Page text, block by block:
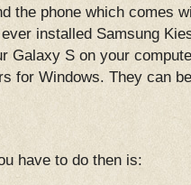
the phone which comes
installed Samsung
Galaxy S on your
for Windows. They can
have to do then is: